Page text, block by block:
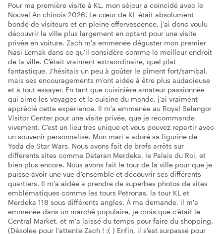
Pour ma première visite à KL, mon séjour a coïncidé avec le
Nouvel An chinois 2026. Le cœur de KL était absolument
bondé de visiteurs et en pleine effervescence, j'ai donc voulu
découvrir la ville plus largement en optant pour une visite
privée en voiture. Zach m'a emmenée déguster mon premier
Nasi Lemak dans ce qu'il considère comme le meilleur endroit
de la ville. C'était vraiment extraordinaire, quel plat
fantastique. J'hésitais un peu à goûter le piment fort/sambal,
mais ses encouragements m'ont aidée à être plus audacieuse
et à tout essayer. En tant que cuisinière amateur passionnée
qui aime les voyages et la cuisine du monde, j'ai vraiment
apprécié cette expérience. Il m'a emmenée au Royal Selangor
Visitor Center pour une visite privée, que je recommande
vivement. C'est un lieu très unique et vous pouvez repartir avec
un souvenir personnalisé. Mon mari a adoré sa figurine de
Yoda de Star Wars. Nous avons fait de brefs arrêts sur
différents sites comme Dataran Merdeka, le Palais du Roi, et
bien plus encore. Nous avons fait le tour de la ville pour que je
puisse avoir une vue d'ensemble et découvrir ses différents
quartiers. Il m'a aidée à prendre de superbes photos de sites
emblématiques comme les tours Petronas, la tour KL et
Merdeka 118 sous différents angles. À ma demande, il m'a
emmenée dans un marché populaire, je crois que c'était le
Central Market, et m'a laissé du temps pour faire du shopping.
(Désolée pour l'attente Zach ! :( ) Enfin, il s'est surpassé pour